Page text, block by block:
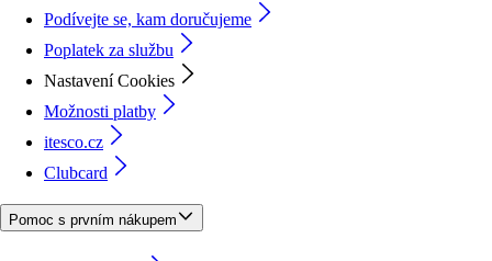
Podívejte se, kam doručujeme
Poplatek za službu
Nastavení Cookies
Možnosti platby
itesco.cz
Clubcard
Pomoc s prvním nákupem